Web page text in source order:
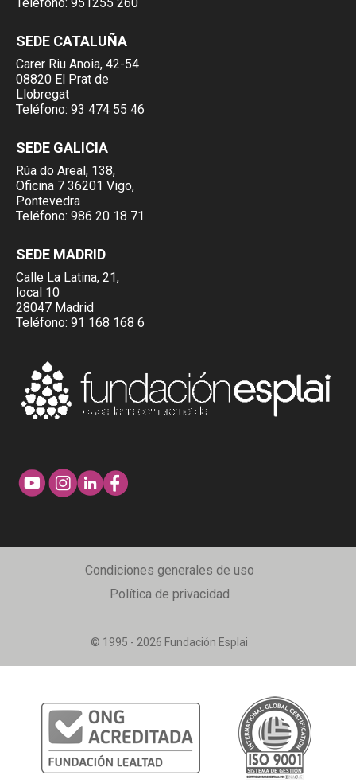
SEDE CATALUÑA
Carer Riu Anoia, 42-54
08820 El Prat de
Llobregat
Teléfono: 93 474 55 46
SEDE GALICIA
Rúa do Areal, 138,
Oficina 7 36201 Vigo,
Pontevedra
Teléfono: 986 20 18 71
SEDE MADRID
Calle La Latina, 21,
local 10
28047 Madrid
Teléfono: 91 168 168 6
© 1995 - 2026 Fundación Esplai
Condiciones generales de uso
Política de privacidad